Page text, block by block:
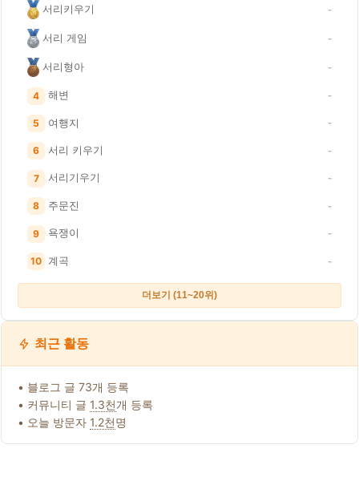
서리키우기 -
서리 게임 -
서리형아 -
4 해변 -
5 여행지 -
6 서리 키우기 -
7 서리기우기 -
8 주문진 -
9 욕쟁이 -
10 계곡 -
더보기 (11~20위)
최근 활동
• 블로그 글 73개 등록
• 커뮤니티 글 1.3천개 등록
• 오늘 방문자 1.2천명